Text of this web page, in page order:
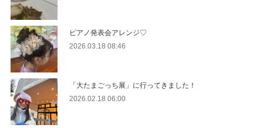
ピアノ発表会アレンジ♡
2026.03.18 08:46
「大たまごっち展」に行ってきました！
2026.02.18 06:00